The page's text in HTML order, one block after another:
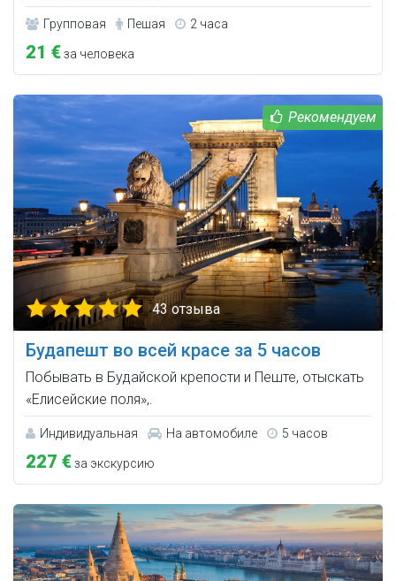
Групповая Пешая 2 часа
21 €за человека
43 отзыва
Будапешт во всей красе за 5 часов
Побывать в Будайской крепости и Пеште, отыскать
«Елисейские поля»,.
Индивидуальная На автомобиле 5 часов
227 €за экскурсию